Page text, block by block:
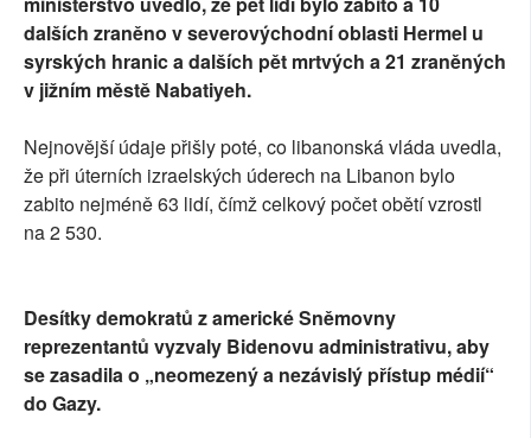
dalších zraněno v severovýchodní oblasti Hermel u
syrských hranic a dalších pět mrtvých a 21 zraněných
v jižním městě Nabatiyeh.
Nejnovější údaje přišly poté, co libanonská vláda uvedla,
že při úterních izraelských úderech na Libanon bylo
zabito nejméně 63 lidí, čímž celkový počet obětí vzrostl
na 2 530.
Desítky demokratů z americké Sněmovny
reprezentantů vyzvaly Bidenovu administrativu, aby
se zasadila o „neomezený a nezávislý přístup médií“
do Gazy.